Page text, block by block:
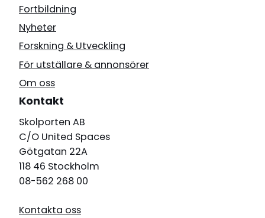
Fortbildning
Nyheter
Forskning & Utveckling
För utställare & annonsörer
Om oss
Kontakt
Skolporten AB
C/O United Spaces
Götgatan 22A
118 46 Stockholm
08-562 268 00
Kontakta oss